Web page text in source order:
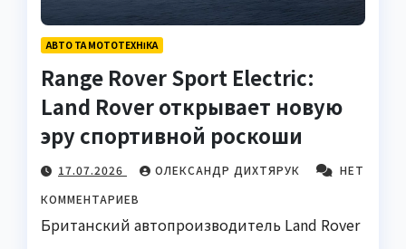
АВТО ТА МОТОТЕХНІКА
Range Rover Sport Electric:
Land Rover открывает новую
эру спортивной роскоши
17.07.2026 ОЛЕКСАНДР ДИХТЯРУК
НЕТ
КОММЕНТАРИЕВ
Британский автопроизводитель Land Rover